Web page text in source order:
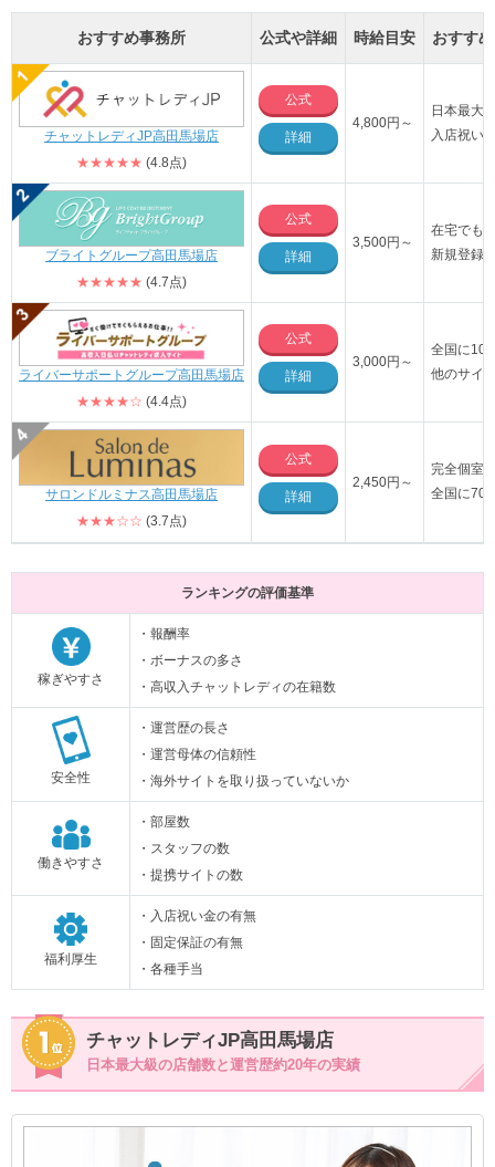
おすすめ事務所 公式や詳細 時給目安 おすす
チャットレディJP高田馬場店
★★★★★ (4.8点)
公式
詳細
4,800円～
日本最大
入店祝い
ブライトグループ高田馬場店
★★★★★ (4.7点)
公式
詳細
3,500円～
在宅でも
新規登録
ライバーサポートグループ高田馬場店
★★★★☆ (4.4点)
公式
詳細
3,000円～
全国に
他のサイ
サロンドルミナス高田馬場店
★★★☆☆ (3.7点)
公式
詳細
2,450円～
完全個室
全国に70
ランキングの評価基準
稼ぎやすさ
・報酬率
・ボーナスの多さ
・高収入チャットレディの在籍数
安全性
・運営歴の長さ
・運営母体の信頼性
・海外サイトを取り扱っていないか
働きやすさ
・部屋数
・スタッフの数
・提携サイトの数
福利厚生
・入店祝い金の有無
・固定保証の有無
・各種手当
チャットレディJP高田馬場店
日本最大級の店舗数と運営歴約20年の実績